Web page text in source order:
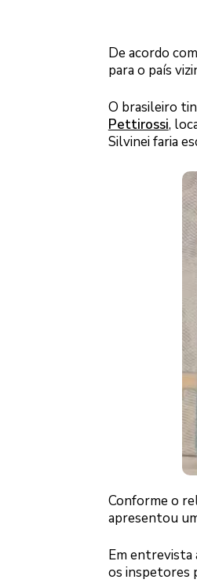
De acordo
para o país
O brasileiro
Pettirossi,
Silvinei faria
Conforme o
apresentou
Em entrevista
os inspetores